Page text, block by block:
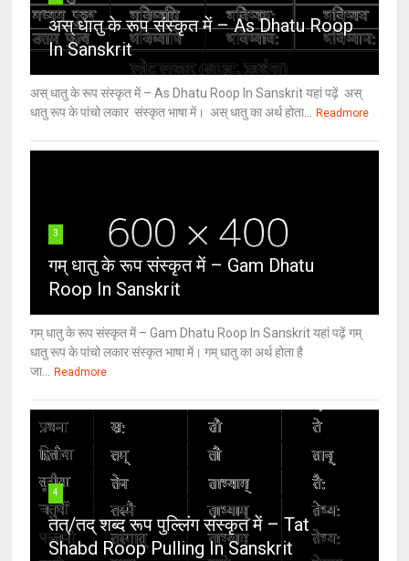
अस् धातु के रूप संस्कृत में – As Dhatu Roop
In Sanskrit
अस् धातु के रूप संस्कृत में – As Dhatu Roop In Sanskrit यहां पढ़ें अस्
धातु रूप के पांचो लकार संस्कृत भाषा में। अस् धातु का अर्थ होता... Readmore
3
गम् धातु के रूप संस्कृत में – Gam Dhatu
Roop In Sanskrit
गम् धातु के रूप संस्कृत में – Gam Dhatu Roop In Sanskrit यहां पढ़ें गम्
धातु रूप के पांचो लकार संस्कृत भाषा में। गम् धातु का अर्थ होता है
जा... Readmore
4
तत्/तद् शब्द रूप पुल्लिंग संस्कृत में – Tat
Shabd Roop Pulling In Sanskrit